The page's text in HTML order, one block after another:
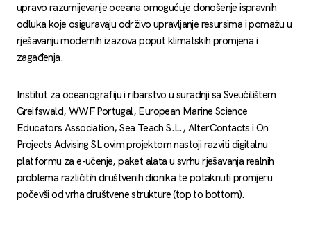
upravo razumijevanje oceana omogućuje donošenje ispravnih
odluka koje osiguravaju održivo upravljanje resursima i pomažu u
rješavanju modernih izazova poput klimatskih promjena i
zagađenja.
Institut za oceanografiju i ribarstvo u suradnji sa Sveučilištem
Greifswald, WWF Portugal, European Marine Science
Educators Association, Sea Teach S.L., AlterContacts i On
Projects Advising SL ovim projektom nastoji razviti digitalnu
platformu za e-učenje, paket alata u svrhu rješavanja realnih
problema različitih društvenih dionika te potaknuti promjeru
počevši od vrha društvene strukture (top to bottom).